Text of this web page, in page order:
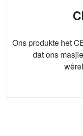
Ons produkte het
dat ons